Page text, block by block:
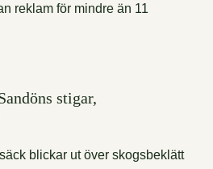
reklam för mindre än 11
stigar,